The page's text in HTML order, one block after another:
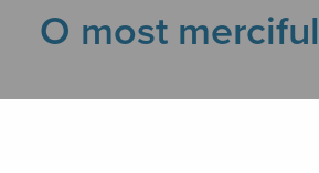
O most merciful